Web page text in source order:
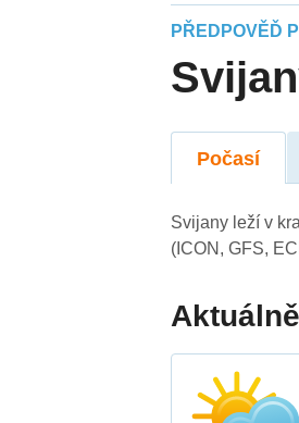
PŘEDPOVĚĎ
Počasí
Svijany leží v
(ICON, GFS,
Aktuálně